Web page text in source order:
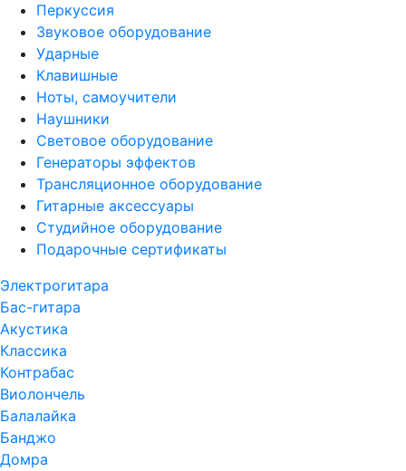
Перкуссия
Звуковое оборудование
Ударные
Клавишные
Ноты, самоучители
Наушники
Световое оборудование
Генераторы эффектов
Трансляционное оборудование
Гитарные аксессуары
Студийное оборудование
Подарочные сертификаты
Электрогитара
Бас-гитара
Акустика
Классика
Контрабас
Виолончель
Балалайка
Банджо
Домра